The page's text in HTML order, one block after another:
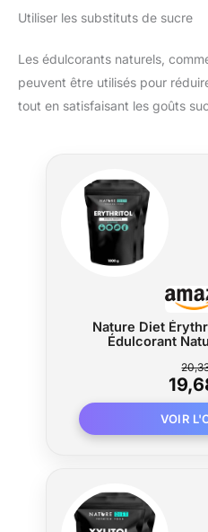
Utiliser les substituts de sucre
Les édulcorants naturels,
peuvent être utilisés pour
tout en satisfaisant les goûts
Nature Diet
Édulcorant